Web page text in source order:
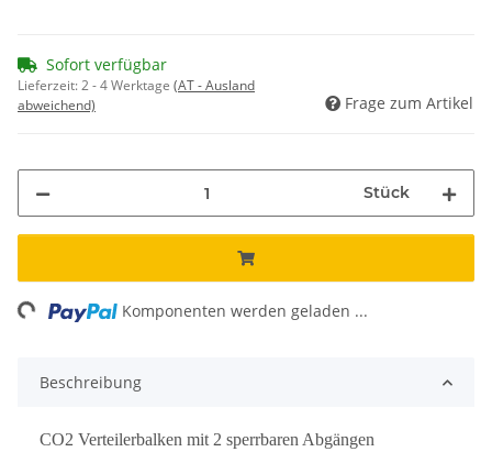
Sofort verfügbar
Lieferzeit:2 - 4 Werktage (AT - Ausland
abweichend)
Frage zum Artikel
Stück
Komponenten werden geladen ...
Beschreibung
CO2 Verteilerbalken mit 2 sperrbaren Abgängen